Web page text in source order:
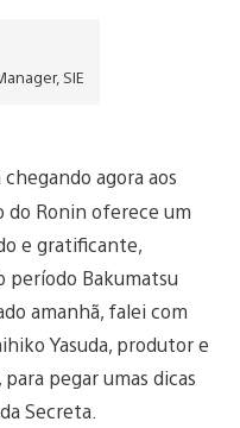
SIE
agora aos
do Ronin oferece um
e gratificante,
período Bakumatsu
amanhã, falei com
Yasuda, produtor e
pegar umas dicas
Secreta.